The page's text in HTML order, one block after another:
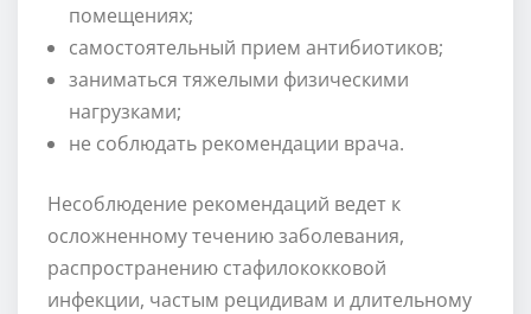
помещениях;
самостоятельный прием антибиотиков;
заниматься тяжелыми физическими
нагрузками;
не соблюдать рекомендации врача.
Несоблюдение рекомендаций ведет к
осложненному течению заболевания,
распространению стафилококковой
инфекции, частым рецидивам и длительному